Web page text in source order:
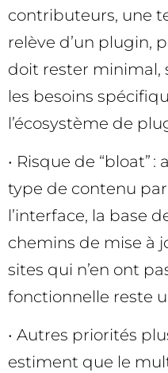
contributeurs, une
relève d’un plugin,
doit rester minimal,
les besoins
l’écosystème de
• Risque de “bloat”
type de contenu
l’interface, la base
chemins de mise à
sites qui n’en ont
fonctionnelle reste
• Autres priorités
estiment que le